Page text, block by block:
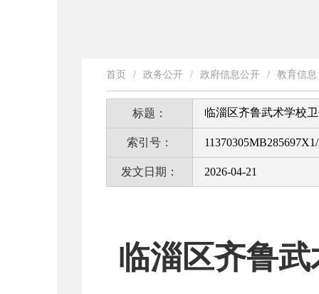
首页 / 政务公开 / 政府信息公开 / 教育信息
标题： 临淄区齐鲁武术学校
索引号：
发文日期： 2026-04-21
临淄区齐鲁